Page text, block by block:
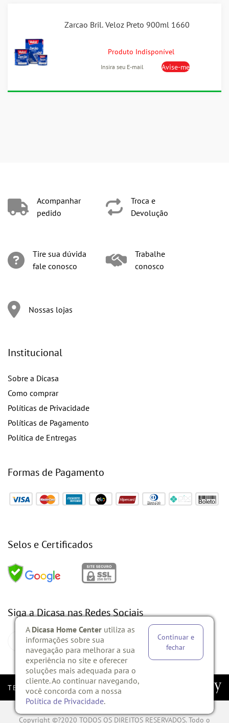
Zarcao Bril. Veloz Preto 900ml 1660
Produto Indisponível
Acompanhar
pedido
Tire sua dúvida
fale conosco
Nossas lojas
Troca e
Devolução
Trabalhe
conosco
Institucional
Sobre a Dicasa
Como comprar
Políticas de Privacidade
Políticas de Pagamento
Política de Entregas
Formas de Pagamento
Selos e Certificados
Siga a Dicasa nas Redes Sociais
TECH E DEV
Copyright ©?2020 TODOS OS DIREITOS RESERVADOS. Todo o
A Dicasa Home Center utiliza as
informações sobre sua
navegação para melhorar a sua
experiência no site e oferecer
soluções mais adequada para o
cliente. Ao continuar navegando,
você concorda com a nossa
Política de Privacidade.
Continuar e
fechar